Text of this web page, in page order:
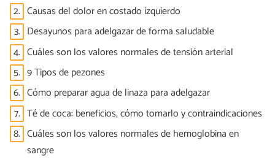
2. Causas del dolor en costado izquierdo
3. Desayunos para adelgazar de forma saludable
4. Cuáles son los valores normales de tensión arterial
5. 9 Tipos de pezones
6. Cómo preparar agua de linaza para adelgazar
7. Té de coca: beneficios, cómo tomarlo y contraindicaciones
8. Cuáles son los valores normales de hemoglobina en
sangre